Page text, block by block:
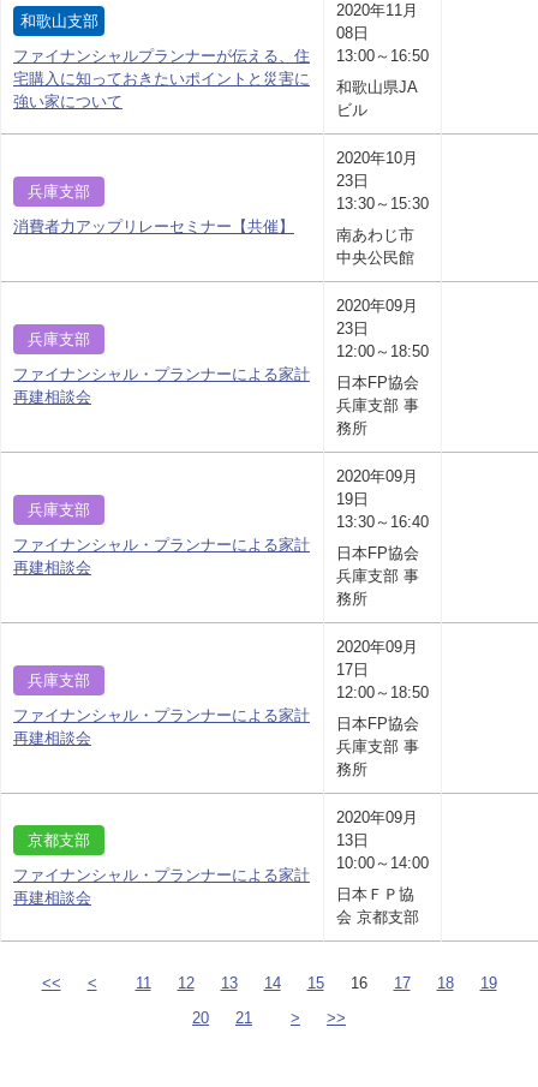
和歌山支部
ファイナンシャルプランナーが伝える、住
宅購入に知っておきたいポイントと災害に
強い家について
2020年11月
08日
13:00～16:50
和歌山県JA
ビル
兵庫支部
消費者力アップリレーセミナー【共催】
2020年10月
23日
13:30～15:30
南あわじ市
中央公民館
兵庫支部
ファイナンシャル・プランナーによる家計
再建相談会
2020年09月
23日
12:00～18:50
日本FP協会
兵庫支部 事
務所
兵庫支部
ファイナンシャル・プランナーによる家計
再建相談会
2020年09月
19日
13:30～16:40
日本FP協会
兵庫支部 事
務所
兵庫支部
ファイナンシャル・プランナーによる家計
再建相談会
2020年09月
17日
12:00～18:50
日本FP協会
兵庫支部 事
務所
京都支部
ファイナンシャル・プランナーによる家計
再建相談会
2020年09月
13日
10:00～14:00
日本ＦＰ協
会 京都支部
<< < 11 12 13 14 15 16 17 18
19
20
21 > >>